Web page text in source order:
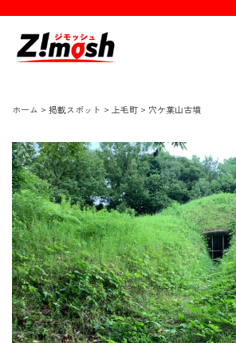
ホーム > 掲載スポット > 上毛町 > 穴ケ葉山古墳